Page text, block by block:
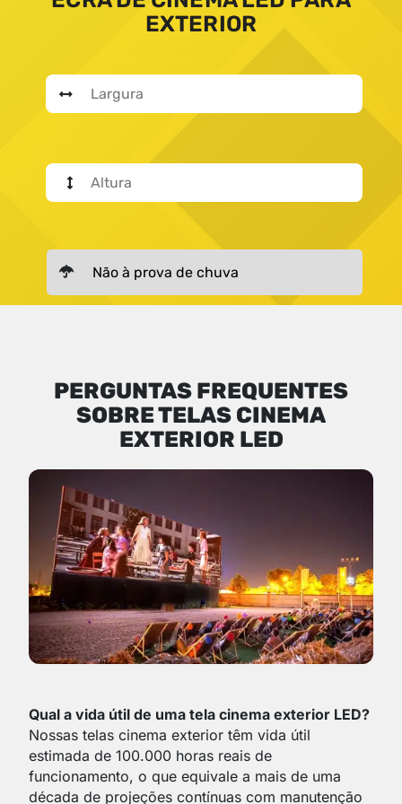
EXTERIOR
PERGUNTAS FREQUENTES
SOBRE TELAS CINEMA
EXTERIOR LED
Qual a vida útil de uma tela cinema exterior LED?
Nossas telas cinema exterior têm vida útil
estimada de 100.000 horas reais de
funcionamento, o que equivale a mais de uma
década de projeções contínuas com manutenção